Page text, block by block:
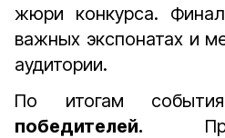
жюри конкурса.
важных экспонатах и
аудитории.
По итогам
победителей.